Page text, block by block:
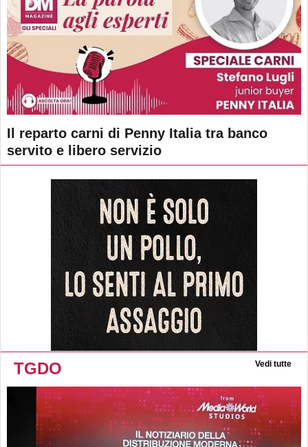
Il reparto carni di Penny Italia tra banco
servito e libero servizio
TGDO Vedi tutte